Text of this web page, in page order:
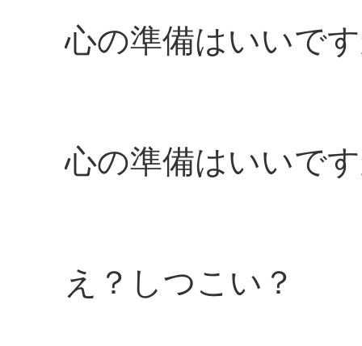
心の準備はいいで
心の準備はいいで
え？しつこい？